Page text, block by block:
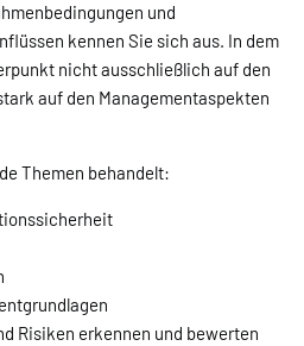
und
kennen Sie sich aus. In dem
nicht ausschließlich auf den
auf den Managementaspekten
Themen behandelt:
Risiken erkennen und bewerten